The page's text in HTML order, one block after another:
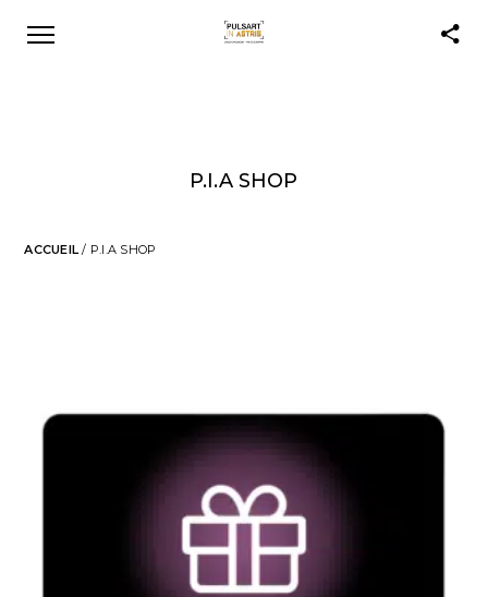
P.I.A SHOP
ACCUEIL/ P.I.A SHOP